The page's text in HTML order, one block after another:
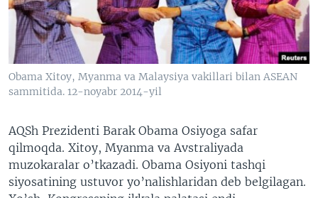
VIDEO
XABARLAR SURATLARDA
ODNOKLASSNIKI
TELEGRAM
TWITTER
SOUNDCLOUD
VOA
Obama Xitoy, Myanma va Malaysiya vakillari bilan ASEAN
sammitida. 12-noyabr 2014-yil
AQSh Prezidenti Barak Obama Osiyoga safar
qilmoqda. Xitoy, Myanma va Avstraliyada
muzokaralar o’tkazadi. Obama Osiyoni tashqi
siyosatining ustuvor yo’nalishlaridan deb belgilagan.